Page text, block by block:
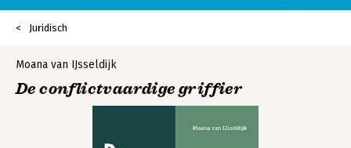
Juridisch
Moana van IJsseldijk
De conflictvaardige griffier